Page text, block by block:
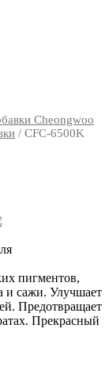
Cheongwoo
/ CFC-6500K
пигментов,
и сажи. Улучшает
Предотвращает
Прекрасный